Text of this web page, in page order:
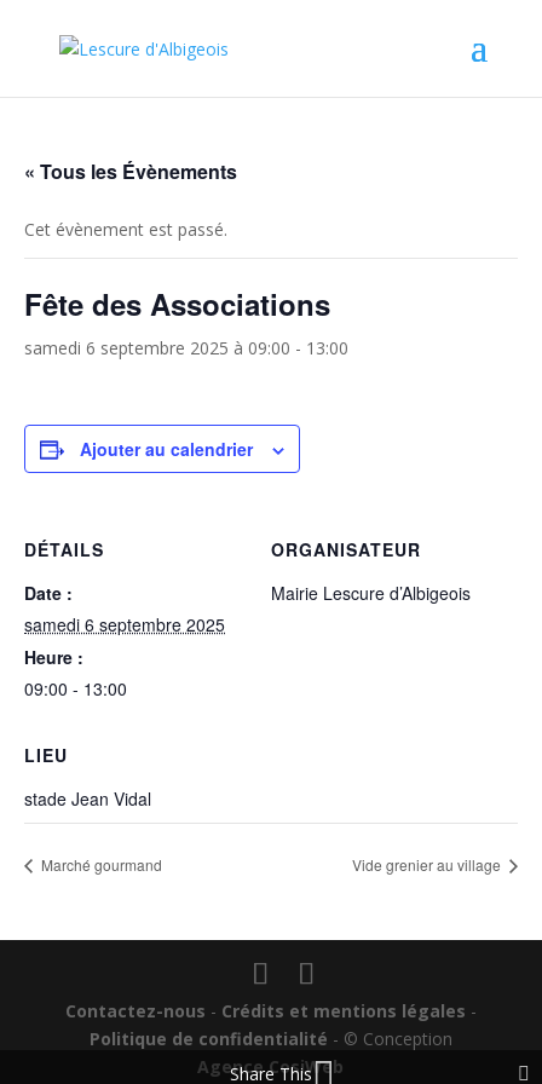
« Tous les Évènements
Cet évènement est passé.
Fête des Associations
samedi 6 septembre 2025 à 09:00 - 13:00
Ajouter au calendrier
DÉTAILS
Date :
samedi 6 septembre 2025
Heure :
09:00 - 13:00
ORGANISATEUR
Mairie Lescure d’Albigeois
LIEU
stade Jean Vidal
Marché gourmand Vide grenier au village
Contactez-nous - Crédits et mentions légales -
Politique de confidentialité - © Conception
Agence CosiWeb
Share This